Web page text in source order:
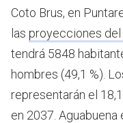
Coto Brus, en
las proyecciones del
tendrá 5848
hombres (49,1 %).
representarán el
en 2037.